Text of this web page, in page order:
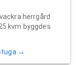
herrgård
kvm byggdes
→